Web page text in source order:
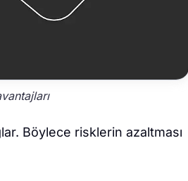
Böylece risklerin azaltması